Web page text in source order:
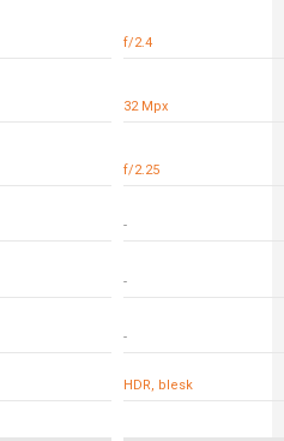
f/2.4
32 Mpx
f/2.25
-
-
-
HDR, blesk